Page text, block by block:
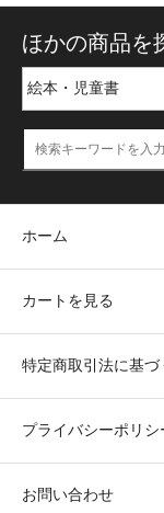
ほかの商品を
ホーム
カートを見る
特定商取引法に基づ
プライバシーポリシ
お問い合わせ